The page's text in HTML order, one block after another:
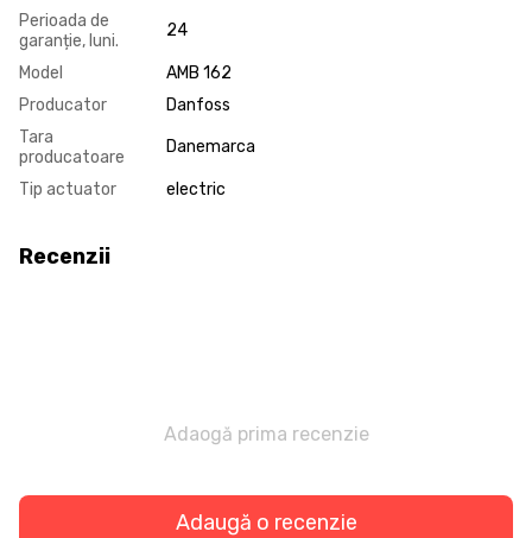
Perioada de
garanție, luni.
24
Model
AMB 162
Producator
Danfoss
Tara
producatoare
Danemarca
Tip actuator electric
Recenzii
Adaogă prima recenzie
Adaugă o recenzie